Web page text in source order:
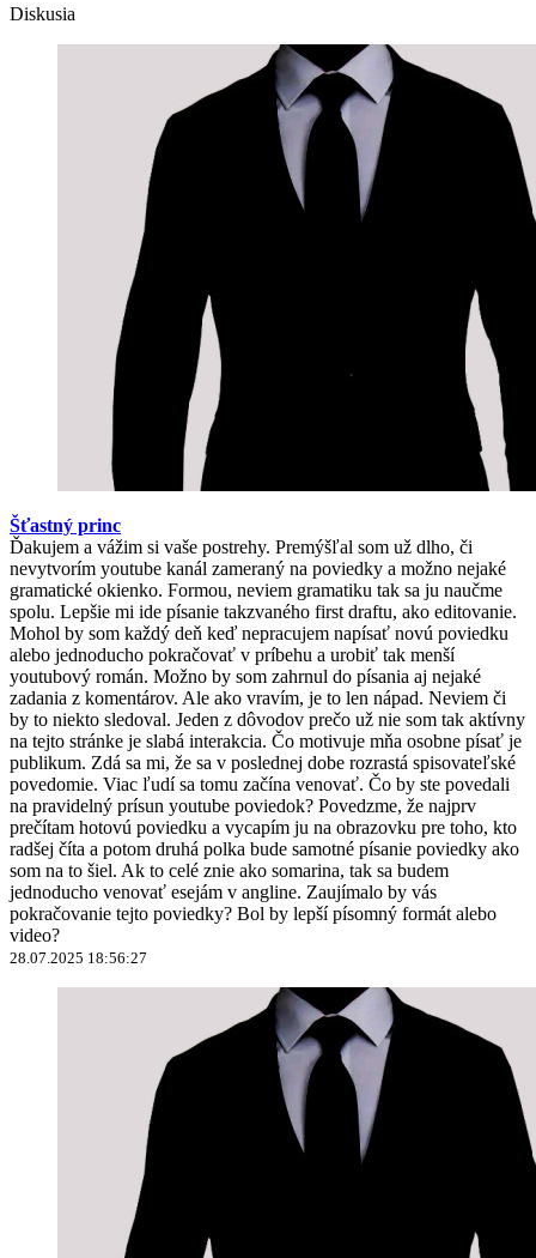
Diskusia
Šťastný princ
Ďakujem a vážim si vaše postrehy. Premýšľal som už dlho, či
nevytvorím youtube kanál zameraný na poviedky a možno nejaké
gramatické okienko. Formou, neviem gramatiku tak sa ju naučme
spolu. Lepšie mi ide písanie takzvaného first draftu, ako editovanie.
Mohol by som každý deň keď nepracujem napísať novú poviedku
alebo jednoducho pokračovať v príbehu a urobiť tak menší
youtubový román. Možno by som zahrnul do písania aj nejaké
zadania z komentárov. Ale ako vravím, je to len nápad. Neviem či
by to niekto sledoval. Jeden z dôvodov prečo už nie som tak aktívny
na tejto stránke je slabá interakcia. Čo motivuje mňa osobne písať je
publikum. Zdá sa mi, že sa v poslednej dobe rozrastá spisovateľské
povedomie. Viac ľudí sa tomu začína venovať. Čo by ste povedali
na pravidelný prísun youtube poviedok? Povedzme, že najprv
prečítam hotovú poviedku a vycapím ju na obrazovku pre toho, kto
radšej číta a potom druhá polka bude samotné písanie poviedky ako
som na to šiel. Ak to celé znie ako somarina, tak sa budem
jednoducho venovať esejám v angline. Zaujímalo by vás
pokračovanie tejto poviedky? Bol by lepší písomný formát alebo
video?
28.07.2025 18:56:27